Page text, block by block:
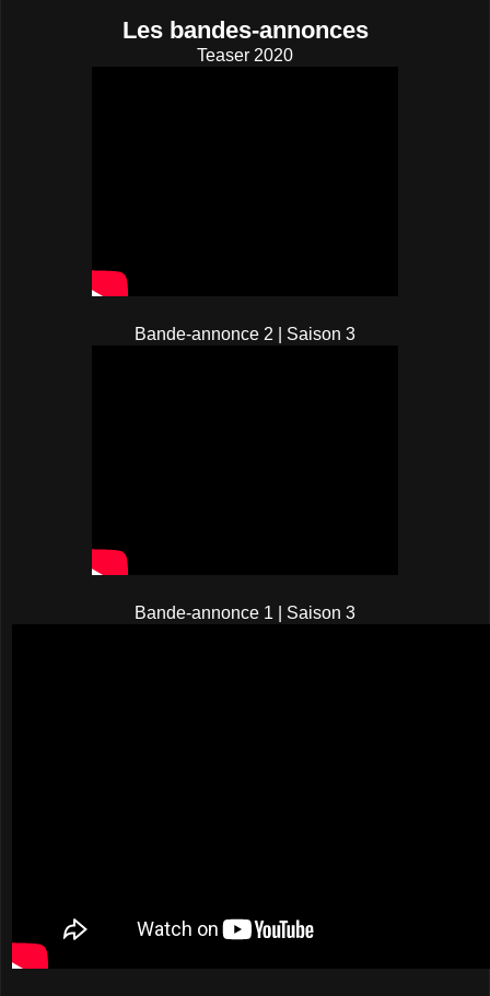
Les bandes-annonces
Teaser 2020
Bande-annonce 2 | Saison 3
Bande-annonce 1 | Saison 3